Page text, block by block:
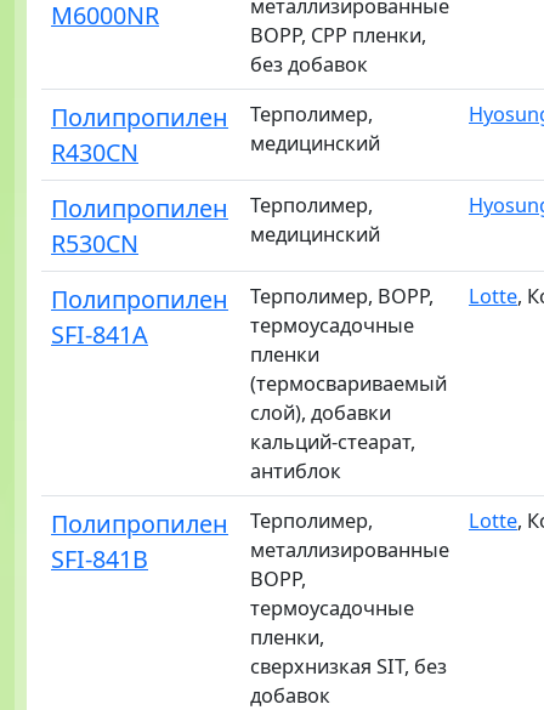
M6000NR
металлизированные
BOPP, CPP пленки,
без добавок
Полипропилен
R430CN
Терполимер,
медицинский
Полипропилен
R530CN
Терполимер,
медицинский
Полипропилен
SFI-841A
Терполимер, BOPP,
термоусадочные
пленки
(термосвариваемый
слой), добавки
кальций-стеарат,
антиблок
Lotte,
Полипропилен
SFI-841B
Терполимер,
металлизированные
BOPP,
термоусадочные
пленки,
сверхнизкая SIT, без
добавок
Lotte,